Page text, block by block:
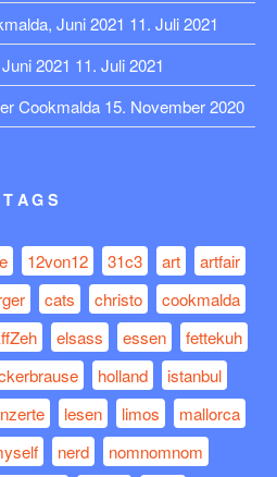
Juni 2021 11. Juli 2021
2021 11. Juli 2021
Cookmalda 15. November 2020
TAGS
12von12 31c3 art
artfair
cats christo
cookmalda
elsass essen
fettekuh
holland
istanbul
lesen limos
mallorca
nerd
nomnomnom